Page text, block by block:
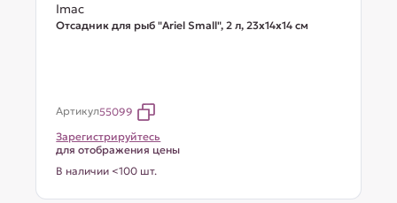
Imac
Отсадник для рыб "Ariel Small", 2 л, 23х14х14 см
Артикул55099
Зарегистрируйтесь
для отображения цены
В наличии <100 шт.